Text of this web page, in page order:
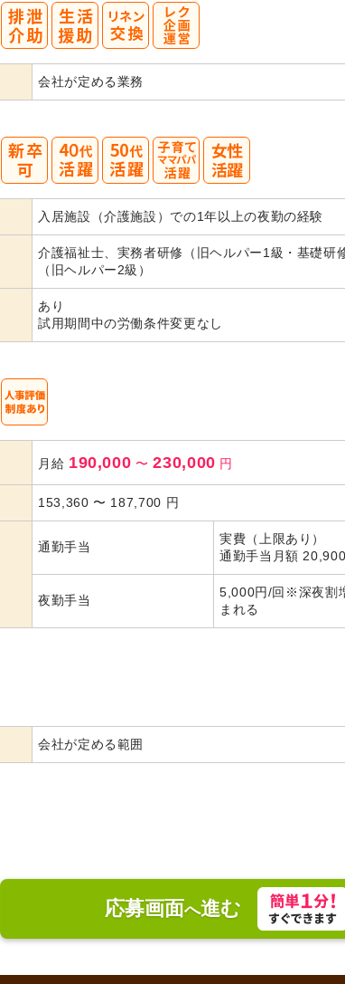
会社が定める業務
入居施設（介護施設）での1年以上の夜勤の経験
介護福祉士、実務者研修（旧ヘルパー1級・基礎研
（旧ヘルパー2級）
あり
試用期間中の労働条件変更なし
月給 190,000 〜 230,000 円
153,360 〜 187,700 円
通勤手当
実費（上限あり）
通勤手当月額
夜勤手当
5,000円/回※深夜割
まれる
会社が定める範囲
応募画面へ進む